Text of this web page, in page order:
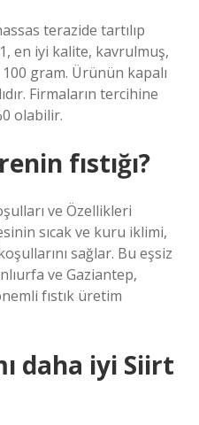
terazide tartılıp
en iyi kalite, kavrulmuş,
gram. Ürünün kapalı
Firmaların tercihine
olabilir.
fıstığı?
ve Özellikleri
sıcak ve kuru iklimi,
sağlar. Bu eşsiz
ve Gaziantep,
fıstık üretim
daha iyi Siirt